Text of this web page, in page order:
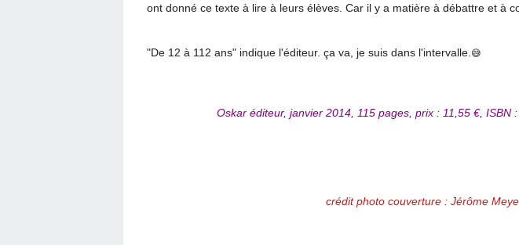
ont donné ce texte à lire à leurs élèves. Car il y a matière à débattre et à
"De 12 à 112 ans" indique l'éditeur. ça va, je suis dans l'intervalle. 😅
Oskar éditeur, janvier 2014, 115 pages, prix : 11,55 €, ISBN
crédit photo couverture : Jérôme